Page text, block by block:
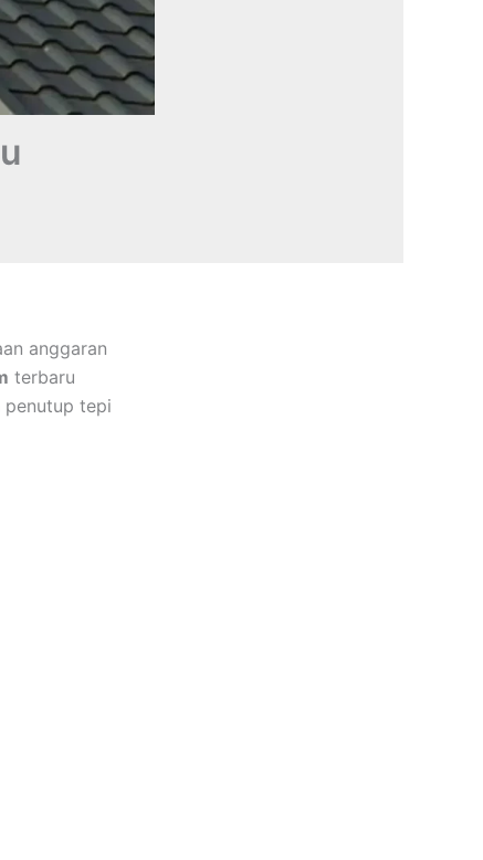
anggaran
terbaru
penutup tepi